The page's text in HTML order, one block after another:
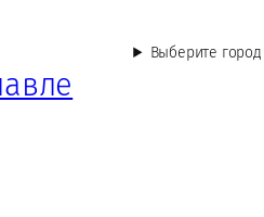
Выберите город